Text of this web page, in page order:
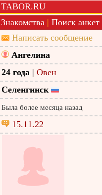
TABOR.RU
Знакомства | Поиск анкет
Написать сообщение
Ангелина
24 года | Овен
Селенгинск
Была более месяца назад
15.11.22